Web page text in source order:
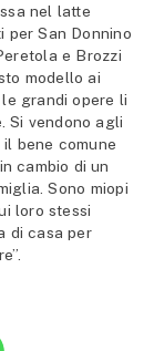
nel latte
per San Donnino
e Brozzi
modello ai
grandi opere li
Si vendono agli
bene comune
cambio di un
Sono miopi
loro stessi
di casa per